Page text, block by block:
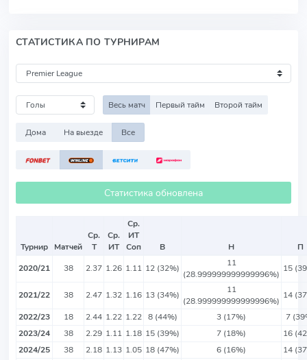
СТАТИСТИКА ПО ТУРНИРАМ
Весь матч Первый тайм Второй тайм
Дома На выезде Все
Статистика обновлена
Турнир Матчей
Ср.
Т
Ср.
ИТ
Ср.
ИТ
Соп
В Н
П
2020/21
38 2.37 1.26 1.11 12 (32%)
11
(28.999999999999996%)
15
2021/22 38 2.47 1.32 1.16 13 (34%)
11
(28.999999999999996%)
14
2022/23
18 2.44 1.22 1.22 8 (44%) 3 (17%)
7
2023/24
38 2.29 1.11 1.18 15 (39%) 7 (18%)
16
2024/25
38 2.18 1.13 1.05 18 (47%) 6 (16%)
14